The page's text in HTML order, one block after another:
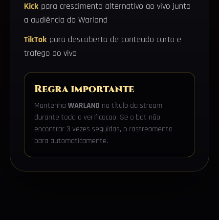
Kick para crescimento alternativo ao vivo junto
a audiência do Warland
TikTok para descoberta de conteudo curto e
trafego ao vivo
Regra importante
Mantenha WARLAND no título da stream
durante toda a verificacao. Se o bot não
encontrar 3 vezes seguidas, o rastreamento
para automaticamente.